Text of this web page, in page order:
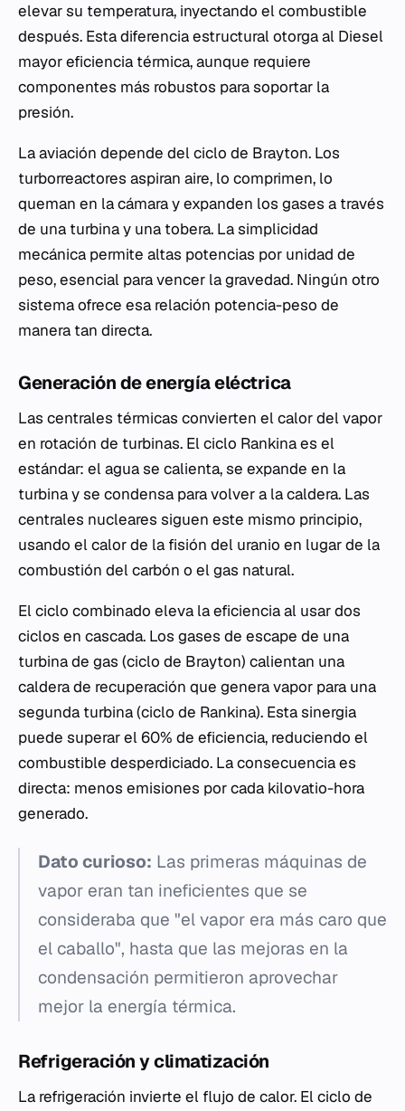
elevar su temperatura, inyectando el combustible
después. Esta diferencia estructural otorga al Diesel
mayor eficiencia térmica, aunque requiere
componentes más robustos para soportar la
presión.
La aviación depende del ciclo de Brayton. Los
turborreactores aspiran aire, lo comprimen, lo
queman en la cámara y expanden los gases a través
de una turbina y una tobera. La simplicidad
mecánica permite altas potencias por unidad de
peso, esencial para vencer la gravedad. Ningún otro
sistema ofrece esa relación potencia-peso de
manera tan directa.
Generación de energía eléctrica
Las centrales térmicas convierten el calor del vapor
en rotación de turbinas. El ciclo Rankina es el
estándar: el agua se calienta, se expande en la
turbina y se condensa para volver a la caldera. Las
centrales nucleares siguen este mismo principio,
usando el calor de la fisión del uranio en lugar de la
combustión del carbón o el gas natural.
El ciclo combinado eleva la eficiencia al usar dos
ciclos en cascada. Los gases de escape de una
turbina de gas (ciclo de Brayton) calientan una
caldera de recuperación que genera vapor para una
segunda turbina (ciclo de Rankina). Esta sinergia
puede superar el 60% de eficiencia, reduciendo el
combustible desperdiciado. La consecuencia es
directa: menos emisiones por cada kilovatio-hora
generado.
Dato curioso: Las primeras máquinas de
vapor eran tan ineficientes que se
consideraba que "el vapor era más caro que
el caballo", hasta que las mejoras en la
condensación permitieron aprovechar
mejor la energía térmica.
Refrigeración y climatización
La refrigeración invierte el flujo de calor. El ciclo de